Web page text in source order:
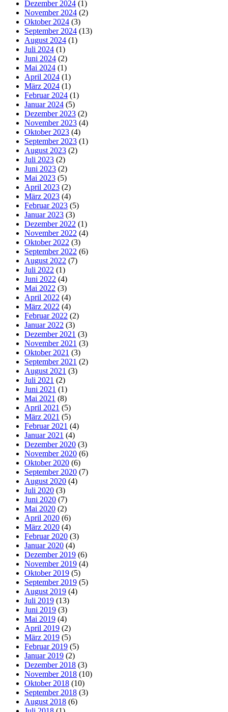
Dezember 2024 (1)
November 2024 (2)
Oktober 2024 (3)
September 2024 (13)
August 2024 (1)
Juli 2024 (1)
Juni 2024 (2)
Mai 2024 (1)
April 2024 (1)
März 2024 (1)
Februar 2024 (1)
Januar 2024 (5)
Dezember 2023 (2)
November 2023 (4)
Oktober 2023 (4)
September 2023 (1)
August 2023 (2)
Juli 2023 (2)
Juni 2023 (2)
Mai 2023 (5)
April 2023 (2)
März 2023 (4)
Februar 2023 (5)
Januar 2023 (3)
Dezember 2022 (1)
November 2022 (4)
Oktober 2022 (3)
September 2022 (6)
August 2022 (7)
Juli 2022 (1)
Juni 2022 (4)
Mai 2022 (3)
April 2022 (4)
März 2022 (4)
Februar 2022 (2)
Januar 2022 (3)
Dezember 2021 (3)
November 2021 (3)
Oktober 2021 (3)
September 2021 (2)
August 2021 (3)
Juli 2021 (2)
Juni 2021 (1)
Mai 2021 (8)
April 2021 (5)
März 2021 (5)
Februar 2021 (4)
Januar 2021 (4)
Dezember 2020 (3)
November 2020 (6)
Oktober 2020 (6)
September 2020 (7)
August 2020 (4)
Juli 2020 (3)
Juni 2020 (7)
Mai 2020 (2)
April 2020 (6)
März 2020 (4)
Februar 2020 (3)
Januar 2020 (4)
Dezember 2019 (6)
November 2019 (4)
Oktober 2019 (5)
September 2019 (5)
August 2019 (4)
Juli 2019 (13)
Juni 2019 (3)
Mai 2019 (4)
April 2019 (2)
März 2019 (5)
Februar 2019 (5)
Januar 2019 (2)
Dezember 2018 (3)
November 2018 (10)
Oktober 2018 (10)
September 2018 (3)
August 2018 (6)